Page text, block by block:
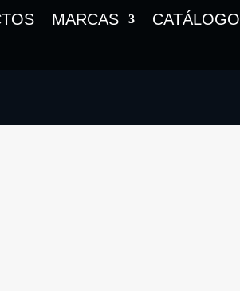
MARCAS CATÁLOGO